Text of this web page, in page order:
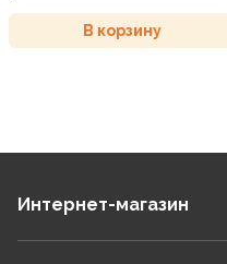
В корзину
Интернет-магазин